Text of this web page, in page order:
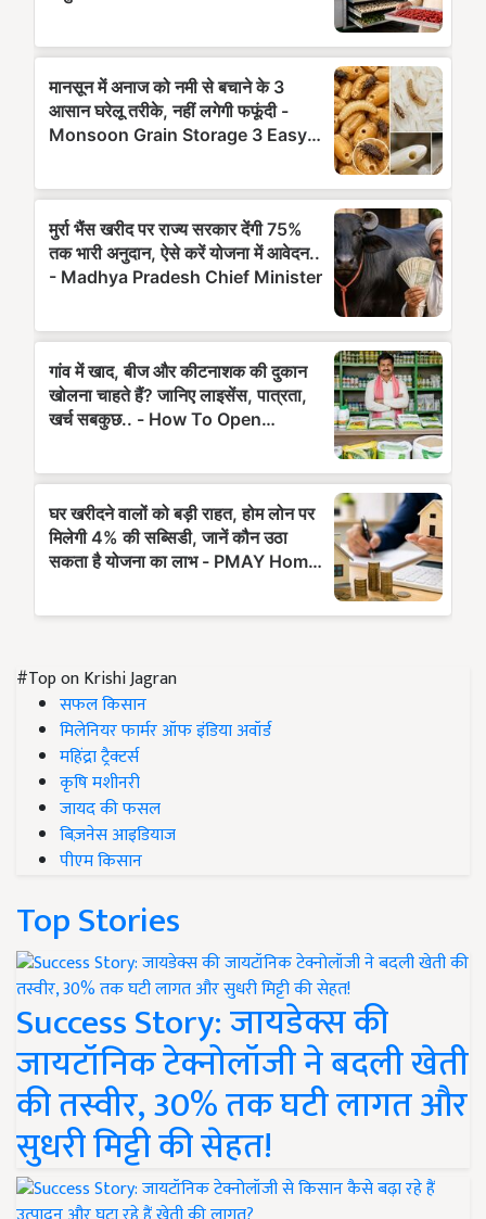
#Top on Krishi Jagran
सफल किसान
मिलेनियर फार्मर ऑफ इंडिया अवॉर्ड
महिंद्रा ट्रैक्टर्स
कृषि मशीनरी
जायद की फसल
बिज़नेस आइडियाज
पीएम किसान
Top Stories
Success Story: जायडेक्स की
जायटॉनिक टेक्नोलॉजी ने बदली खेती
की तस्वीर, 30% तक घटी लागत और
सुधरी मिट्टी की सेहत!